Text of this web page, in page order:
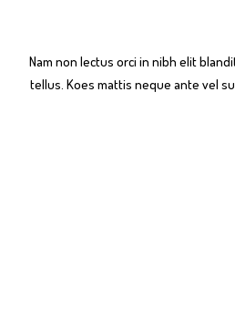
Nam non lectus orci in nibh elit
tellus. Koes mattis neque ante vel